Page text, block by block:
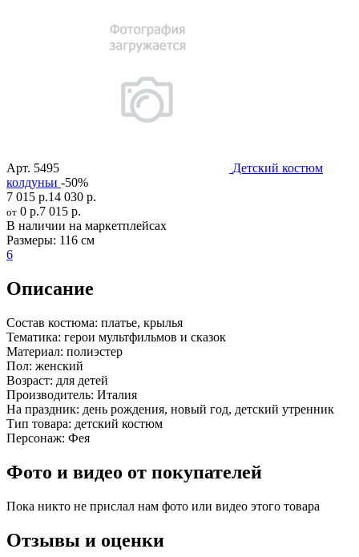
Арт. 5495
Детский костюм
колдуньи -50%
7 015 р.14 030 р.
от 0 р.7 015 р.
В наличии на маркетплейсах
Размеры: 116 см
6
Описание
Состав костюма: платье, крылья
Тематика: герои мультфильмов и сказок
Материал: полиэстер
Пол: женский
Возраст: для детей
Производитель: Италия
На праздник: день рождения, новый год, детский утренник
Тип товара: детский костюм
Персонаж: Фея
Фото и видео от покупателей
Пока никто не прислал нам фото или видео этого товара
Отзывы и оценки